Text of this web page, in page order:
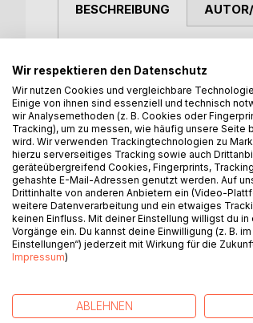
BESCHREIBUNG
Shall we produce more or
Economic Analysis Using The
it leads to sustainable
explains the social,
applied to the real-life
conclusions and explain why
WEITERE
Wir respektieren den Datenschutz
Wir nutzen Cookies und vergleichbare
Einige von ihnen sind essenziell und technisch
wir Analysemethoden (z. B. Cookies oder
Tracking), um zu messen, wie häufig unsere Seite
wird. Wir verwenden Trackingtechnologien zu
hierzu serverseitiges Tracking sowie auch
geräteübergreifend Cookies, Fingerprints,
gehashte E-Mail-Adressen genutzt werden. Auf
Drittinhalte von anderen Anbietern ein (Video-
weitere Datenverarbeitung und ein etwaiges
keinen Einfluss. Mit deiner Einstellung willigst du
Vorgänge ein. Du kannst deine Einwilligung (z. B.
Einstellungen“) jederzeit mit Wirkung für die
Impressum)
ABLEHNEN